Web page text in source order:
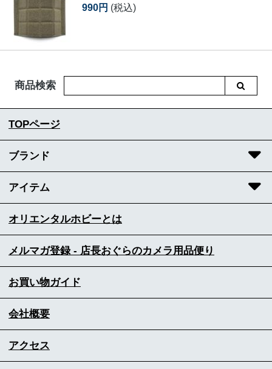
990円 (税込)
商品検索
TOPページ
ブランド
アイテム
オリエンタルホビーとは
メルマガ登録 - 店長おぐらのカメラ用品便り
お買い物ガイド
会社概要
アクセス